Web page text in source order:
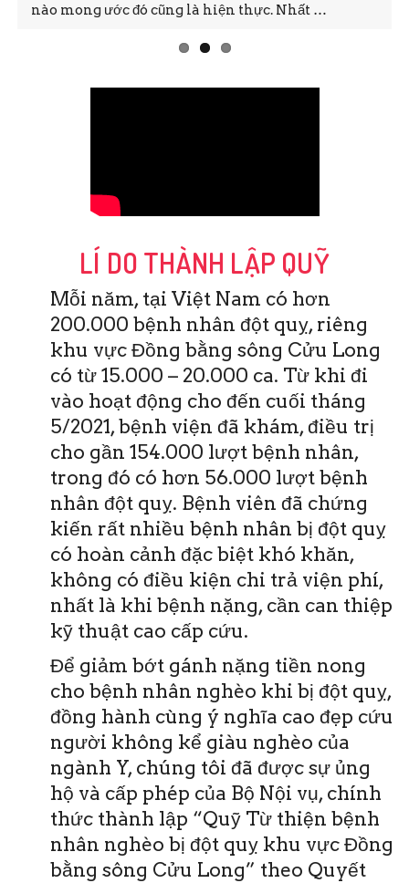
nào mong ước đó cũng là hiện thực. Nhất …
LÍ DO THÀNH LẬP QUỸ
Mỗi năm, tại Việt Nam có hơn
200.000 bệnh nhân đột quỵ, riêng
khu vực Đồng bằng sông Cửu Long
có từ 15.000 – 20.000 ca. Từ khi đi
vào hoạt động cho đến cuối tháng
5/2021, bệnh viện đã khám, điều trị
cho gần 154.000 lượt bệnh nhân,
trong đó có hơn 56.000 lượt bệnh
nhân đột quỵ. Bệnh viên đã chứng
kiến rất nhiều bệnh nhân bị đột quỵ
có hoàn cảnh đặc biệt khó khăn,
không có điều kiện chi trả viện phí,
nhất là khi bệnh nặng, cần can thiệp
kỹ thuật cao cấp cứu.
Để giảm bớt gánh nặng tiền nong
cho bệnh nhân nghèo khi bị đột quỵ,
đồng hành cùng ý nghĩa cao đẹp cứu
người không kể giàu nghèo của
ngành Y, chúng tôi đã được sự ủng
hộ và cấp phép của Bộ Nội vụ, chính
thức thành lập “Quỹ Từ thiện bệnh
nhân nghèo bị đột quỵ khu vực Đồng
bằng sông Cửu Long” theo Quyết